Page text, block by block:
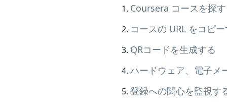
Coursera コースを探す
コースの URL をコピー
QRコードを生成する
ハードウェア、電子メ
登録への関心を監視す